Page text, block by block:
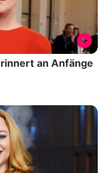
an Anfänge